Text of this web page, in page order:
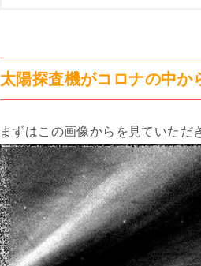
太陽探査機がコロナの中か
まずはこの画像からを見ていただ